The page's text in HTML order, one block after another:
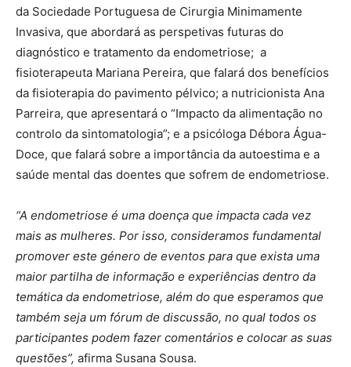
da Sociedade Portuguesa de Cirurgia Minimamente
Invasiva, que abordará as perspetivas futuras do
diagnóstico e tratamento da endometriose; a
fisioterapeuta Mariana Pereira, que falará dos benefícios
da fisioterapia do pavimento pélvico; a nutricionista Ana
Parreira, que apresentará o “Impacto da alimentação no
controlo da sintomatologia”; e a psicóloga Débora Água-
Doce, que falará sobre a importância da autoestima e a
saúde mental das doentes que sofrem de endometriose.
“A endometriose é uma doença que impacta cada vez
mais as mulheres. Por isso, consideramos fundamental
promover este género de eventos para que exista uma
maior partilha de informação e experiências dentro da
temática da endometriose, além do que esperamos que
também seja um fórum de discussão, no qual todos os
participantes podem fazer comentários e colocar as suas
questões”, afirma Susana Sousa.